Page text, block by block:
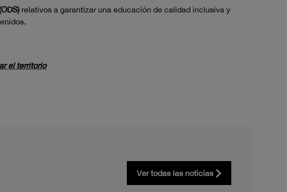
relativos a garantizar una educación de calidad inclusiva y
el territorio
Ver todas las noticias